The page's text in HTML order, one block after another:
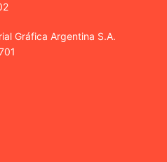
Gráfica Argentina S.A.